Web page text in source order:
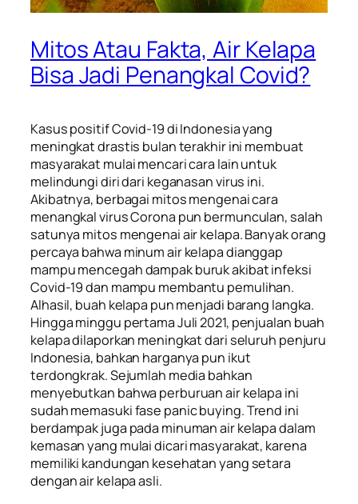
Mitos Atau Fakta, Air Kelapa
Bisa Jadi Penangkal Covid?
Kasus positif Covid-19 di Indonesia yang
meningkat drastis bulan terakhir ini membuat
masyarakat mulai mencari cara lain untuk
melindungi diri dari keganasan virus ini.
Akibatnya, berbagai mitos mengenai cara
menangkal virus Corona pun bermunculan, salah
satunya mitos mengenai air kelapa. Banyak orang
percaya bahwa minum air kelapa dianggap
mampu mencegah dampak buruk akibat infeksi
Covid-19 dan mampu membantu pemulihan.
Alhasil, buah kelapa pun menjadi barang langka.
Hingga minggu pertama Juli 2021, penjualan buah
kelapa dilaporkan meningkat dari seluruh penjuru
Indonesia, bahkan harganya pun ikut
terdongkrak. Sejumlah media bahkan
menyebutkan bahwa perburuan air kelapa ini
sudah memasuki fase panic buying. Trend ini
berdampak juga pada minuman air kelapa dalam
kemasan yang mulai dicari masyarakat, karena
memiliki kandungan kesehatan yang setara
dengan air kelapa asli.